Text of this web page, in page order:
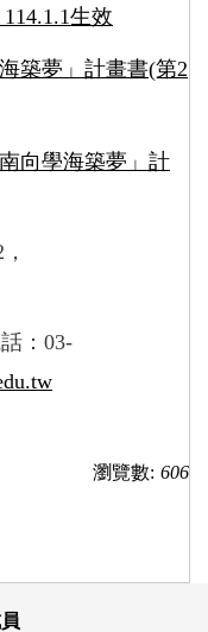
生效
築夢」計畫書(第2
向學海築夢」計
，
： 03-
瀏覽數: 606